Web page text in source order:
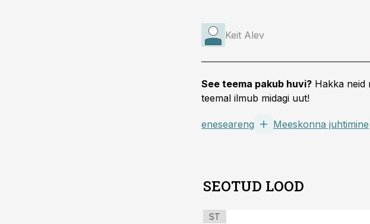
Keit Alev
See teema pakub huvi? Hakka neid
teemal ilmub midagi uut!
eneseareng Meeskonna juhtimine
SEOTUD LOOD
ST